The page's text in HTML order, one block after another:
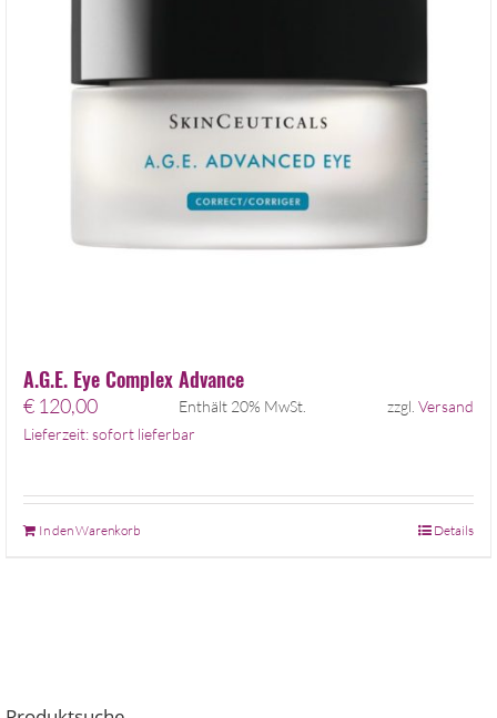
A.G.E. Eye Complex Advance
€ 120,00 Enthält 20% MwSt. zzgl. Versand
Lieferzeit: sofort lieferbar
In den Warenkorb Details